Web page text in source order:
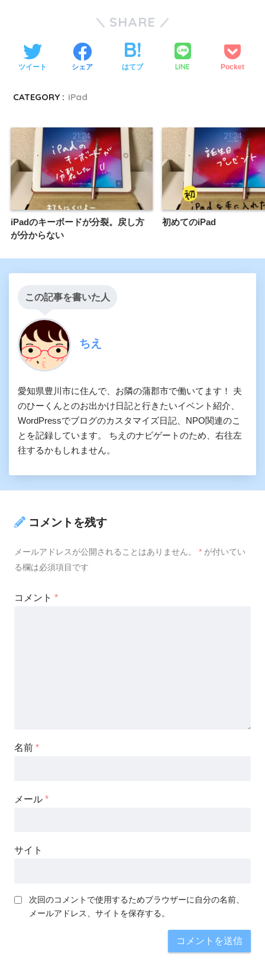
SHARE
ツイート シェア はてブ LINE Pocket
CATEGORY : iPad
iPadのキーボードが分裂。戻し方
が分からない
初めてのiPad
この記事を書いた人
ちえ
愛知県豊川市に住んで、お隣の蒲郡市で働いてます！ 夫
のひーくんとのお出かけ日記と行きたいイベント紹介、
WordPressでブログのカスタマイズ日記、NPO関連のこ
とを記録しています。 ちえのナビゲートのため、右往左
往するかもしれません。
コメントを残す
メールアドレスが公開されることはありません。 * が付いてい
る欄は必須項目です
コメント *
名前 *
メール *
サイト
次回のコメントで使用するためブラウザーに自分の名前、
メールアドレス、サイトを保存する。